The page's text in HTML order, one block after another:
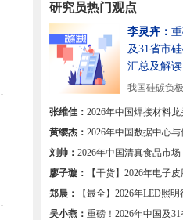
研究员热门观点
李灵卉：
及31省市
汇总及解读
我国硅碳负
顶层战略引领+地方...[详细]
张维佳： 2026年中国焊接材料
我国焊材高端化转型【组图】
黄缨杰： 2026年中国数据中心
增长双极【组图】
刘帅： 2026年中国清真食品市
小，区域集中【组图】
廖子璇：
【干货】2026年电子
区域热力地图
郑晨：
【最全】2026年LED照
对比
吴小燕： 重磅！2026年中国及